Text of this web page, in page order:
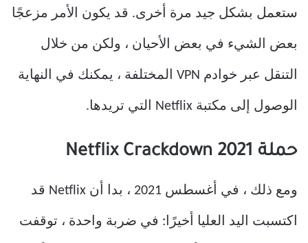
ستعمل بشكل جيد مرة أخرى. قد يكون الأمر مزعجًا
بعض الشيء في بعض الأحيان ، ولكن من خلال
التنقل عبر خوادم VPN المختلفة ، يمكنك في النهاية
الوصول إلى مكتبة Netflix التي تريدها.
حملة 2021 Netflix Crackdown
ومع ذلك ، في أغسطس 2021 ، بدا أن Netflix قد
اكتسبت اليد العليا أخيرًا: في ضربة واحدة ، توقفت